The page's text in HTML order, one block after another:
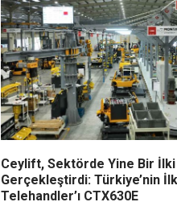
Ceylift, Sektörde Yine Bir İlki
Gerçekleştirdi: Türkiye’nin
Telehandler’ı CTX630E